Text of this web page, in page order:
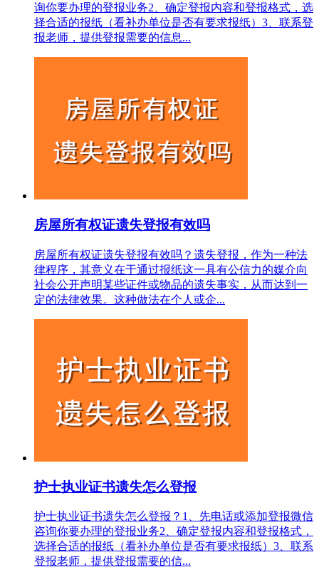
询你要办理的登报业务2、确定登报内容和登报格式，选
择合适的报纸（看补办单位是否有要求报纸）3、联系登
报老师，提供登报需要的信息...
房屋所有权证遗失登报有效吗
房屋所有权证遗失登报有效吗？遗失登报，作为一种法
律程序，其意义在于通过报纸这一具有公信力的媒介向
社会公开声明某些证件或物品的遗失事实，从而达到一
定的法律效果。这种做法在个人或企...
护士执业证书遗失怎么登报
护士执业证书遗失怎么登报？1、先电话或添加登报微信
咨询你要办理的登报业务2、确定登报内容和登报格式，
选择合适的报纸（看补办单位是否有要求报纸）3、联系
登报老师，提供登报需要的信...